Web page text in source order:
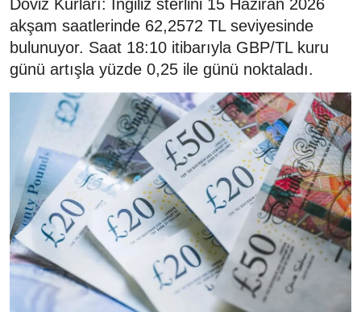
Döviz Kurları: İngiliz sterlini 15 Haziran 2026
akşam saatlerinde 62,2572 TL seviyesinde
bulunuyor. Saat 18:10 itibarıyla GBP/TL kuru
günü artışla yüzde 0,25 ile günü noktaladı.